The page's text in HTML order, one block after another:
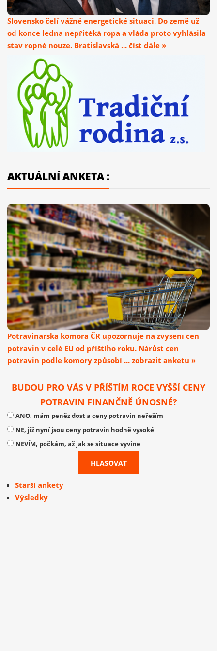
Slovensko čelí vážné energetické situaci. Do země už
od konce ledna nepřitéká ropa a vláda proto vyhlásila
stav ropné nouze. Bratislavská ... číst dále »
AKTUÁLNÍ ANKETA :
Potravinářská komora ČR upozorňuje na zvýšení cen
potravin v celé EU od příštího roku. Nárůst cen
potravin podle komory způsobí ... zobrazit anketu »
BUDOU PRO VÁS V PŘÍŠTÍM ROCE VYŠŠÍ CENY
POTRAVIN FINANČNĚ ÚNOSNÉ?
ANO, mám peněz dost a ceny potravin neřeším
NE, již nyní jsou ceny potravin hodně vysoké
NEVÍM, počkám, až jak se situace vyvine
Starší ankety
Výsledky